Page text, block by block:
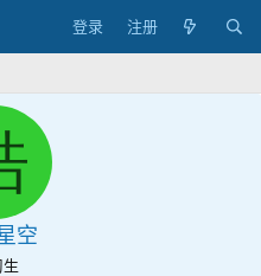
登录 注册
空
生